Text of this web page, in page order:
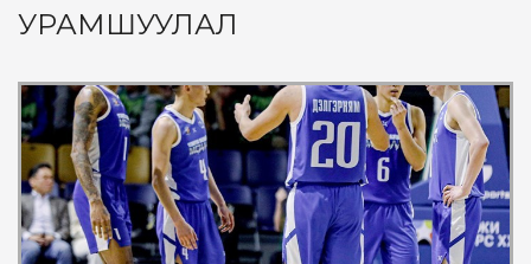
УРАМШУУЛАЛ